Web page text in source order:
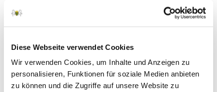
Diese Webseite verwendet Cookies
Wir verwenden Cookies, um Inhalte und Anzeigen zu
personalisieren, Funktionen für soziale Medien anbieten
zu können und die Zugriffe auf unsere Website zu
aufeinanderfolgenden Tagen im Freistaat Sachsen
oder dem Landkreis oder der Kreisfreien Stadt,
entsprechenden Lockerungen ab dem zweiten
darauffolgenden Werktag aufheben. Zeitgleich
müssen Ausgangsbeschränkungen (Verlassen der
Unterkunft nur mit triftigem Grund) und ein